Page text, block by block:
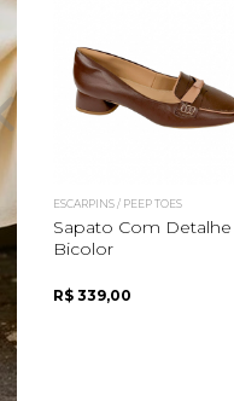
Quero me cadastrar
ESCARPINS / PEEP TOES
Sapato Com Detalhe
Bicolor
R$ 339,00